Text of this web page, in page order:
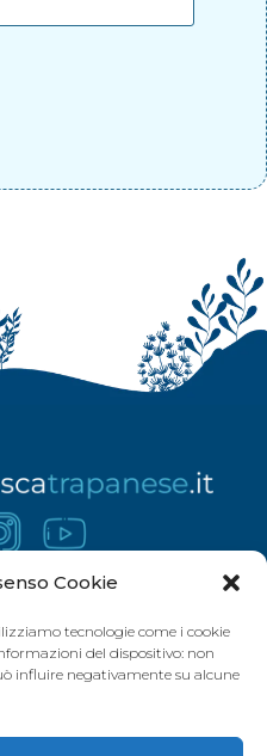
Cookie
tecnologie come i cookie
del dispositivo: non
influire negativamente su alcune